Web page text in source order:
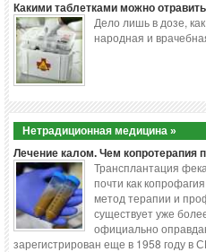
Какими таблетками можно
Дело лишь в дозе,
народная и
Нетрадиционная медицина »
Лечение калом. Чем копротерапия
Трансплантация
почти как
метод терапии и
существует уже
официально
зарегистрирован еще в 1958 году в